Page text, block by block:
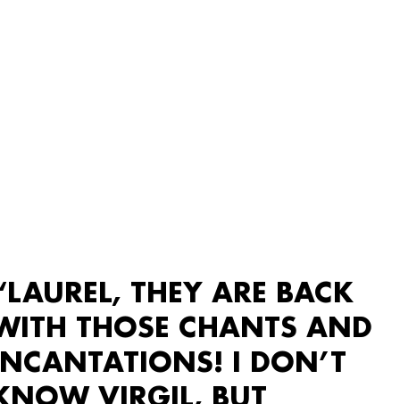
THEY ARE BACK
THOSE CHANTS AND
I DON’T
VIRGIL, BUT